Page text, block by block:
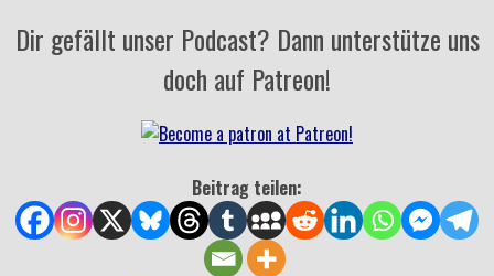
Dir gefällt unser Podcast? Dann unterstütze uns
doch auf Patreon!
Beitrag teilen: